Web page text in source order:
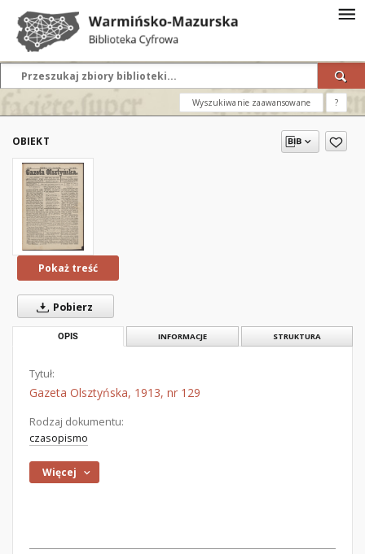
Wyszukiwanie zaawansowane ?
OBIEKT
Pokaż treść
Pobierz
OPIS INFORMACJE STRUKTURA
Tytuł:
Gazeta Olsztyńska, 1913, nr 129
Rodzaj dokumentu:
czasopismo
Więcej